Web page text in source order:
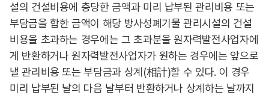
설의 건설비용에 충당한 금액과 미리 납부된 관리비용 또는
부담금을 합한 금액이 해당 방사성폐기물 관리시설의 건설
비용을 초과하는 경우에는 그 초과분을 원자력발전사업자에
게 반환하거나 원자력발전사업자가 원하는 경우에는 앞으로
낼 관리비용 또는 부담금과 상계(相計)할 수 있다. 이 경우
미리 납부된 날의 다음 날부터 반환하거나 상계하는 날까지